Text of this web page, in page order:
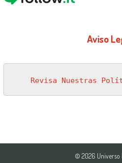
Aviso
Revisa Nuestras
© 2026 Universo